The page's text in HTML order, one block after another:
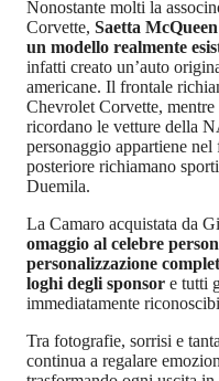
Nonostante molti la
Corvette, Saetta
un modello realmente
infatti creato un’auto
americane. Il frontale
Chevrolet Corvette,
ricordano le vetture della
personaggio appartiene
posteriore richiamano
Duemila.
La Camaro acquistata da
omaggio al celebre
personalizzazione
loghi degli sponsor e tutti
immediatamente
Tra fotografie, sorrisi e
continua a regalare